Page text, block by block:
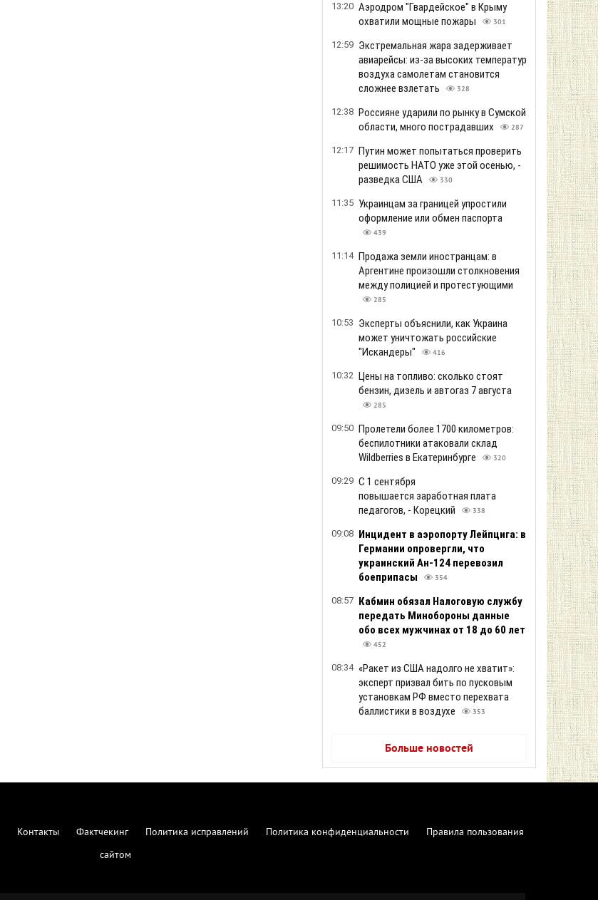
13:20 Аэродром "Гвардейское" в Крыму
охватили мощные пожары
301
12:59 Экстремальная жара задерживает
авиарейсы: из-за высоких температур
воздуха самолетам становится
сложнее взлетать
328
12:38 Россияне ударили по рынку в Сумской
области, много пострадавших
287
12:17 Путин может попытаться проверить
решимость НАТО уже этой осенью, -
разведка США
330
11:35 Украинцам за границей упростили
оформление или обмен паспорта
439
11:14 Продажа земли иностранцам: в
Аргентине произошли столкновения
между полицией и протестующими
285
10:53 Эксперты объяснили, как Украина
может уничтожать российские
"Искандеры"
416
10:32 Цены на топливо: сколько стоят
бензин, дизель и автогаз 7 августа
285
09:50 Пролетели более 1700 километров:
беспилотники атаковали склад
Wildberries в Екатеринбурге
320
09:29 С 1 сентября
повышается заработная плата
педагогов, - Корецкий
338
09:08 Инцидент в аэропорту Лейпцига: в
Германии опровергли, что
украинский Ан-124 перевозил
боеприпасы
354
08:57 Кабмин обязал Налоговую службу
передать Минобороны данные
обо всех мужчинах от 18 до 60 лет
452
08:34 «Ракет из США надолго не хватит»:
эксперт призвал бить по пусковым
установкам РФ вместо перехвата
баллистики в воздухе
353
Больше новостей
Контакты Фактчекинг Политика исправлений Политика конфиденциальности
Правила пользования
сайтом